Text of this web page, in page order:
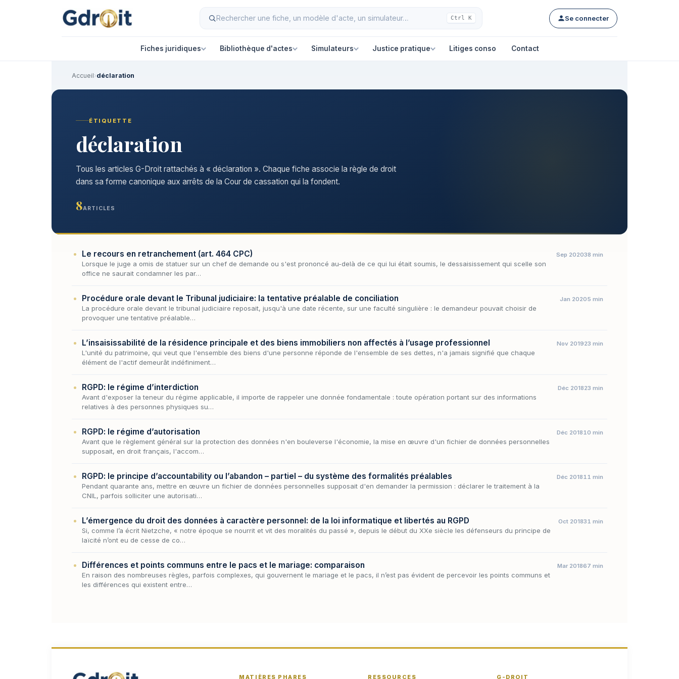
Ctrl K Se connecter
Fiches juridiques Bibliothèque d'actes Simulateurs Justice pratique Litiges conso Contact
Accueil›déclaration
ÉTIQUETTE
déclaration
Tous les articles G-Droit rattachés à « déclaration ». Chaque fiche associe la règle de droit
dans sa forme canonique aux arrêts de la Cour de cassation qui la fondent.
8ARTICLES
Le recours en retranchement (art. 464 CPC)
Lorsque le juge a omis de statuer sur un chef de demande ou s'est prononcé au-delà de ce qui lui était soumis, le dessaisissement qui scelle son
office ne saurait condamner les par…
Sep 202038 min
Procédure orale devant le Tribunal judiciaire: la tentative préalable de conciliation
La procédure orale devant le tribunal judiciaire reposait, jusqu'à une date récente, sur une faculté singulière : le demandeur pouvait choisir de
provoquer une tentative préalable…
Jan 20205 min
L’insaisissabilité de la résidence principale et des biens immobiliers non affectés à l’usage professionnel
L'unité du patrimoine, qui veut que l'ensemble des biens d'une personne réponde de l'ensemble de ses dettes, n'a jamais signifié que chaque
élément de l'actif demeurât indéfiniment…
Nov 201923 min
RGPD: le régime d’interdiction
Avant d'exposer la teneur du régime applicable, il importe de rappeler une donnée fondamentale : toute opération portant sur des informations
relatives à des personnes physiques su…
Déc 201823 min
RGPD: le régime d’autorisation
Avant que le règlement général sur la protection des données n'en bouleverse l'économie, la mise en œuvre d'un fichier de données personnelles
supposait, en droit français, l'accom…
Déc 201810 min
RGPD: le principe d’accountability ou l’abandon – partiel – du système des formalités préalables
Pendant quarante ans, mettre en œuvre un fichier de données personnelles supposait d'en demander la permission : déclarer le traitement à la
CNIL, parfois solliciter une autorisati…
Déc 201811 min
L’émergence du droit des données à caractère personnel: de la loi informatique et libertés au RGPD
Si, comme l’a écrit Nietzche, « notre époque se nourrit et vit des moralités du passé », depuis le début du XXe siècle les défenseurs du principe de
laïcité n’ont eu de cesse de co…
Oct 201831 min
Différences et points communs entre le pacs et le mariage: comparaison
En raison des nombreuses règles, parfois complexes, qui gouvernent le mariage et le pacs, il n’est pas évident de percevoir les points communs et
les différences qui existent entre…
Mar 201867 min
MATIÈRES PHARES RESSOURCES G-DROIT